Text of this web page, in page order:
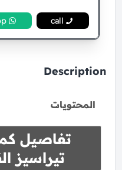
call
Description
المحتويات
تفاصيل
تيراسيز